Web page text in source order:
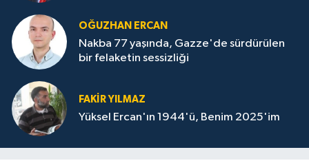
OĞUZHAN ERCAN
Nakba 77 yaşında, Gazze'de sürdürülen
bir felaketin sessizliği
FAKİR YILMAZ
Yüksel Ercan'ın 1944'ü, Benim 2025'im